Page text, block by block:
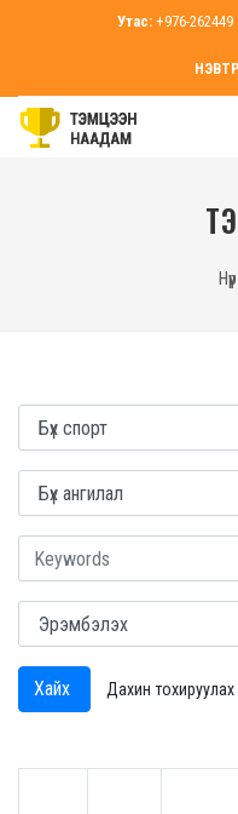
Утас: +976-262449
Нүүр
Хайх Дахин тохируулах